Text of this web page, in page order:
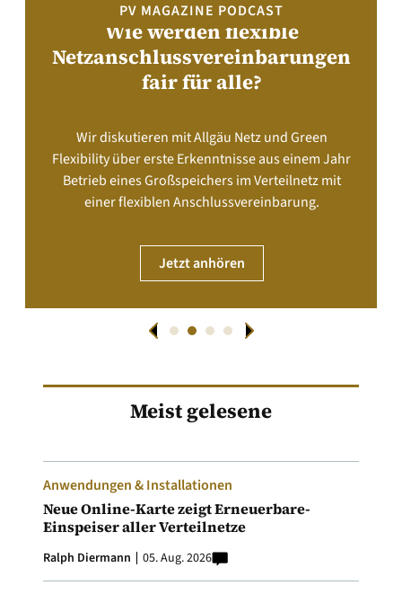
PV MAGAZINE PODCAST
Wie werden flexible
Netzanschlussvereinbarungen
fair für alle?
Wir diskutieren mit Allgäu Netz und Green
Flexibility über erste Erkenntnisse aus einem Jahr
Betrieb eines Großspeichers im Verteilnetz mit
einer flexiblen Anschlussvereinbarung.
Jetzt anhören
Meist gelesene
Anwendungen & Installationen
Neue Online-Karte zeigt Erneuerbare-
Einspeiser aller Verteilnetze
Ralph Diermann 05. Aug. 2026